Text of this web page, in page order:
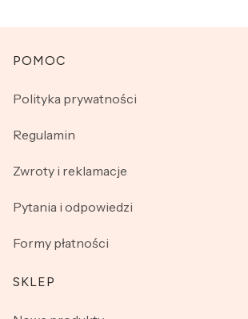
Linki w stopce
POMOC
Polityka prywatności
Regulamin
Zwroty i reklamacje
Pytania i odpowiedzi
Formy płatności
SKLEP